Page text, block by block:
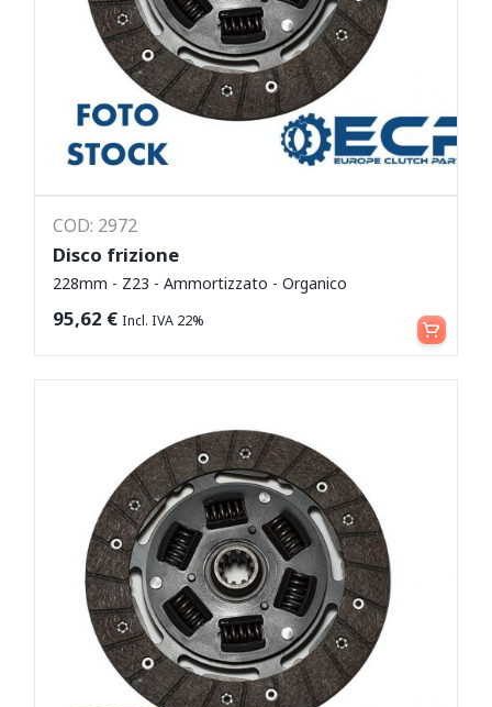
COD: 2972
Disco frizione
228mm - Z23 - Ammortizzato - Organico
95,62 € Incl. IVA 22% Leggi tutto